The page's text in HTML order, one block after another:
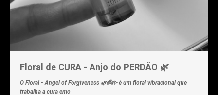
Floral de CURA - Anjo do PERDÃO 🌿
O Floral - Angel of Forgiveness 🌿👼✨ é um floral vibracional que
trabalha a cura emo